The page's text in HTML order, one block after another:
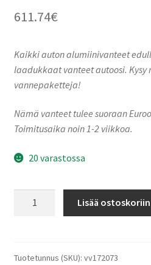
611.74€
Kaikki auton alumiinivanteet
laadukkaat vanteet autoosi. Kysy
vannepaketteja!
Nämä vanteet tulee suoraan
Toimitusaika noin 1-2 viikkoa.
20 varastossa
Black
Lisää ostoskoriin
Tuotetunnus (SKU): vv172073